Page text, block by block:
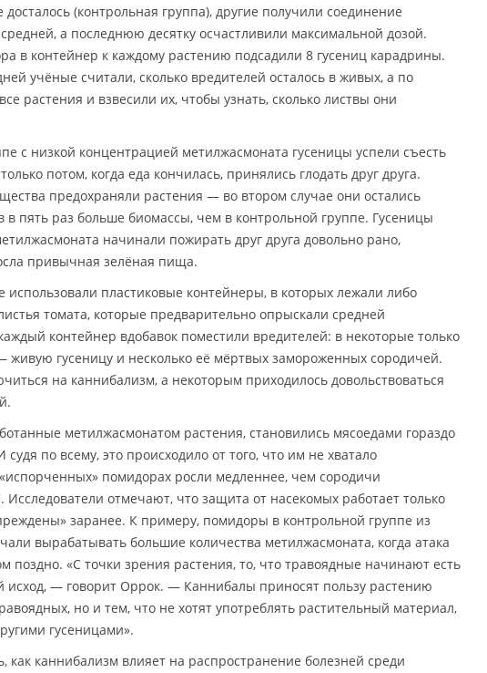
(контрольная группа), другие получили соединение
а последнюю десятку осчастливили максимальной дозой.
в контейнер к каждому растению подсадили 8 гусениц карадрины.
учёные считали, сколько вредителей осталось в живых, а по
растения и взвесили их, чтобы узнать, сколько листвы они
с низкой концентрацией метилжасмоната гусеницы успели съесть
потом, когда еда кончилась, принялись глодать друг друга.
предохраняли растения — во втором случае они остались
в пять раз больше биомассы, чем в контрольной группе. Гусеницы
начинали пожирать друг друга довольно рано,
привычная зелёная пища.
использовали пластиковые контейнеры, в которых лежали либо
томата, которые предварительно опрыскали средней
контейнер вдобавок поместили вредителей: в некоторые только
живую гусеницу и несколько её мёртвых замороженных сородичей.
на каннибализм, а некоторым приходилось довольствоваться
метилжасмонатом растения, становились мясоедами гораздо
по всему, это происходило от того, что им не хватало
помидорах росли медленнее, чем сородичи
отмечают, что защита от насекомых работает только
заранее. К примеру, помидоры в контрольной группе из
вырабатывать большие количества метилжасмоната, когда атака
«С точки зрения растения, то, что травоядные начинают есть
исход, — говорит Оррок. — Каннибалы приносят пользу растению
но и тем, что не хотят употреблять растительный материал,
гусеницами».
каннибализм влияет на распространение болезней среди